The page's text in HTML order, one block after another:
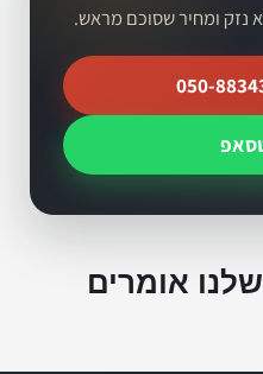
נזק ומחיר שסוכם מראש.
050-
אומרים